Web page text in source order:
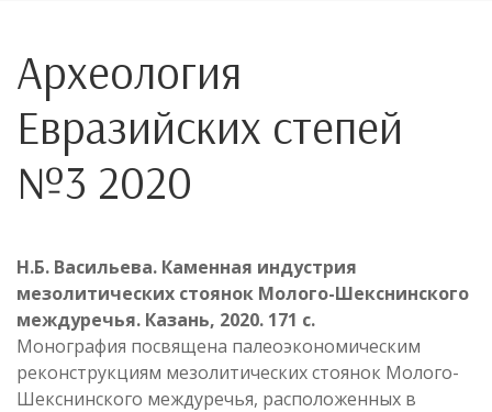
Археология
Евразийских степей
№3 2020
Н.Б. Васильева. Каменная индустрия
мезолитических стоянок Молого-Шекснинского
междуречья. Казань, 2020. 171 с.
Монография посвящена палеоэкономическим
реконструкциям мезолитических стоянок Молого-
Шекснинского междуречья, расположенных в